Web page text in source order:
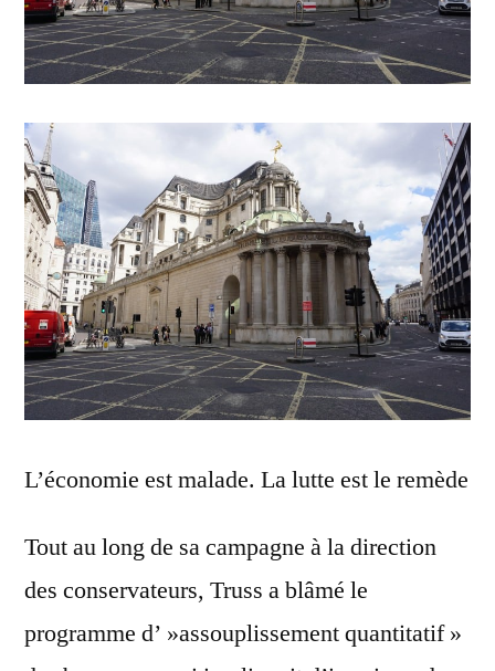
L’économie est malade. La lutte est le remède
Tout au long de sa campagne à la direction
des conservateurs, Truss a blâmé le
programme d’ »assouplissement quantitatif »